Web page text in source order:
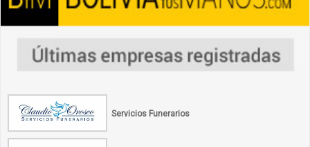
Servicios Funerarios